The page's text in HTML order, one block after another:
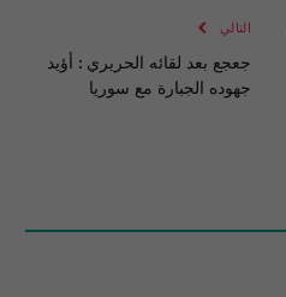
التالي
جعجع بعد لقائه الحريري : أؤيد
جهوده الجبارة مع سوريا